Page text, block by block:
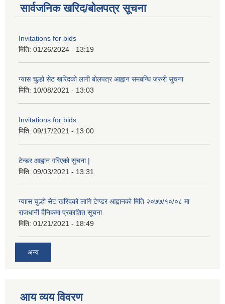
सार्वजनिक खरिद/बोलपत्र सूचना
Invitations for bids
मिति: 01/26/2024 - 13:19
ग्यास चुल्हो सेट खरिदको लागी बोलपत्र आह्वान समबन्धि जरुरी सुचना
मिति: 10/08/2021 - 13:03
Invitations for bids.
मिति: 09/17/2021 - 13:00
टेन्डर आह्वान गरिएको सुचना |
मिति: 09/03/2021 - 13:31
ग्याास चुल्हो सेट खरिदको लागि टेण्डर आह्वानको मिति २०७७/१०/०८ मा
राजधानी दैनिकमा प्रकाशित सूचना
मिति: 01/21/2021 - 18:49
अन्य
आय व्यय विवरण